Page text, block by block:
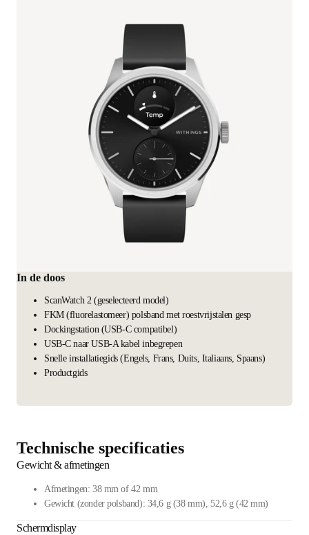
In de doos
ScanWatch 2 (geselecteerd model)
FKM (fluorelastomeer) polsband met roestvrijstalen gesp
Dockingstation (USB-C compatibel)
USB-C naar USB-A kabel inbegrepen
Snelle installatiegids (Engels, Frans, Duits, Italiaans, Spaans)
Productgids
Technische specificaties
Gewicht & afmetingen
Afmetingen: 38 mm of 42 mm
Gewicht (zonder polsband): 34,6 g (38 mm), 52,6 g (42 mm)
Schermdisplay